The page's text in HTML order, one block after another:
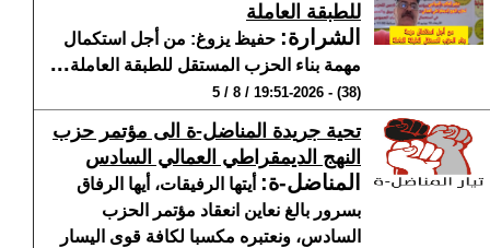
للطبقة العاملة
الشرارة: حفيظ يزوغ: من أجل استكمال
مهمة بناء الحزب المستقل للطبقة العاملة...
(38) - 19:51-2026 / 8 / 5
تحية جريدة المناضل-ة الى مؤتمر حزب
النهج الديمقراطي العمالي السادس
المناضل-ة: أيتها الرفيقات، أيها الرفاق
بسرور بالغ نعاين انعقاد مؤتمر الحزب
السادس، ونعتبره مكسبا لكافة قوى اليسار